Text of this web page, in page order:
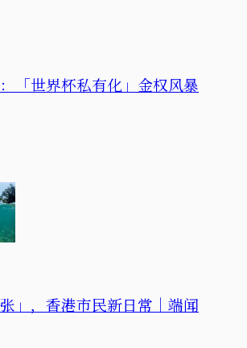
「世界杯私有化」金权风暴
」，香港市民新日常｜端闻